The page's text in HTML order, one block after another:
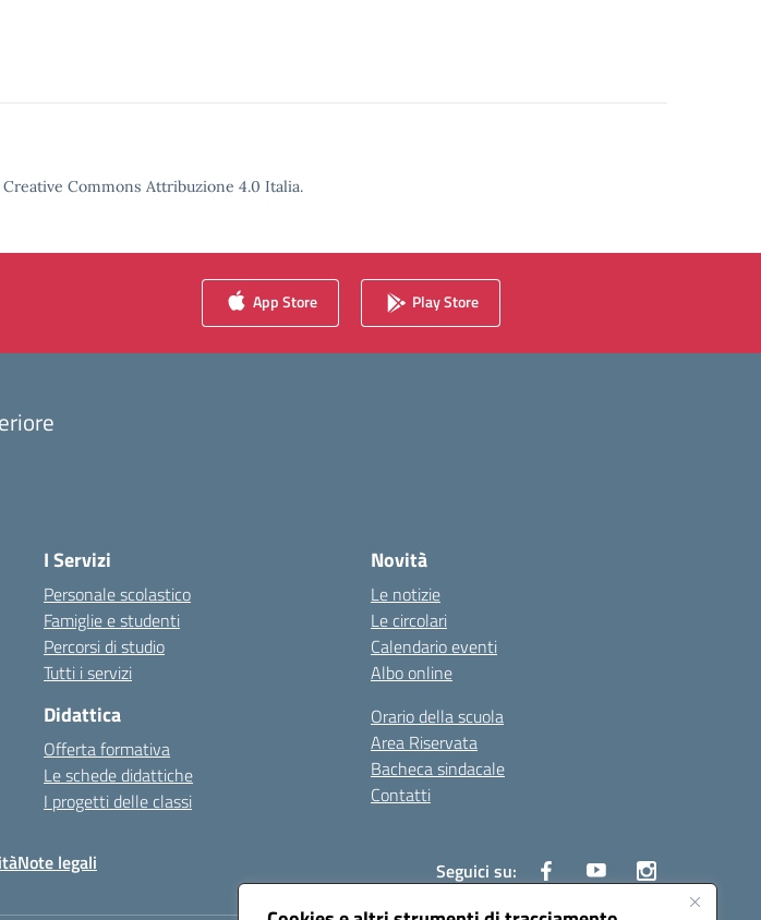
Commons Attribuzione 4.0 Italia.
App Store Play Store
I Servizi
Personale scolastico
Famiglie e studenti
Percorsi di studio
Tutti i servizi
Didattica
Offerta formativa
Le schede didattiche
I progetti delle classi
Novità
Le notizie
Le circolari
Calendario eventi
Albo online
Orario della scuola
Area Riservata
Bacheca sindacale
Contatti
Note legali Seguici su: